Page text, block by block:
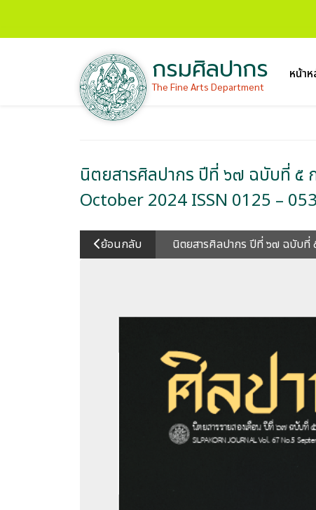
กรมศิลปากร
The Fine Arts Department
หน้า
นิตยสารศิลปากร ปีที่ ๖๗ ฉบับที่ ๕
October 2024 ISSN 0125 –
ย้อนกลับ นิตยสารศิลปากร ปีที่ ๖๗ ฉบับที่